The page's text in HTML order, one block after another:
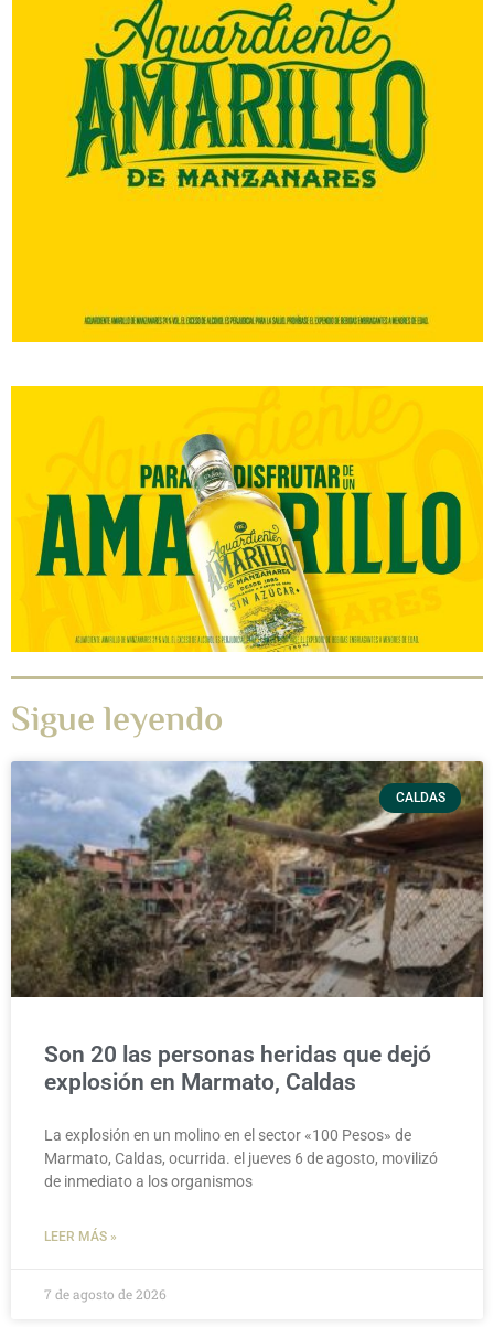
Sigue leyendo
CALDAS
Son 20 las personas heridas que dejó
explosión en Marmato, Caldas
La explosión en un molino en el sector «100 Pesos» de
Marmato, Caldas, ocurrida. el jueves 6 de agosto, movilizó
de inmediato a los organismos
LEER MÁS »
7 de agosto de 2026